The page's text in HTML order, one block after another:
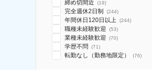
締め切間近 (19)
完全週休2日制 (244)
年間休日120日以上 (244)
職種未経験歓迎 (53)
業種未経験歓迎 (70)
学歴不問 (71)
転勤なし（勤務地限定） (76)